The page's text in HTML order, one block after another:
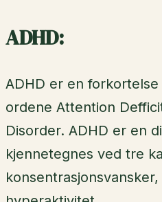
ADHD:
ADHD er en
ordene Attention
Disorder. ADHD er en
kjennetegnes ved tre